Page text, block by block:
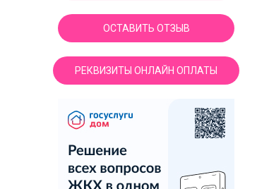
ОСТАВИТЬ ОТЗЫВ
РЕКВИЗИТЫ ОНЛАЙН ОПЛАТЫ